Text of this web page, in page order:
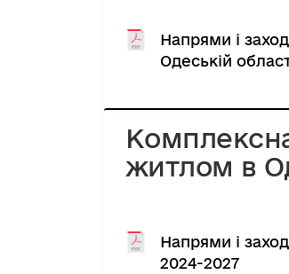
Напрями і
Одеській
житлом в
Напрями і
2024-2027